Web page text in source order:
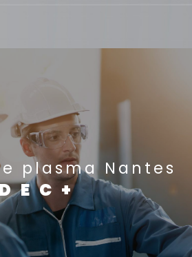
plasma Nantes